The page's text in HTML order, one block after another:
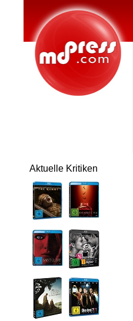
Aktuelle Kritiken